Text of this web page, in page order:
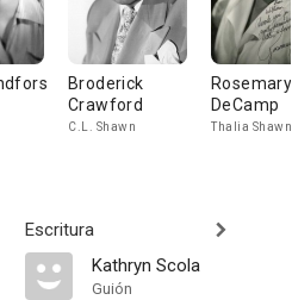
Broderick
Crawford
C.L. Shawn
Rosemary
DeCamp
Thalia Shawn
Escritura
Kathryn Scola
Guión